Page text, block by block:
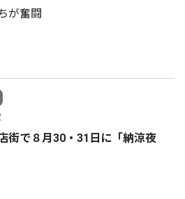
が奮闘
街で８月30・31日に「納涼夜